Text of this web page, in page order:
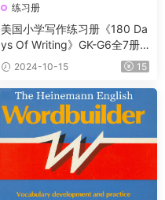
练习册
美国小学写作练习册《180 Da
ys Of Writing》GK-G6全7册+
11集精讲课
2024-10-15 15